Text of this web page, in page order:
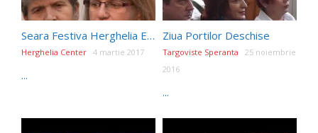
Seara Festiva Herghelia Editia183
Herghelia Center 4 martie 2017
...
Ziua Portilor Deschise
Targoviste Speranta
25 noiembrie
2016
...